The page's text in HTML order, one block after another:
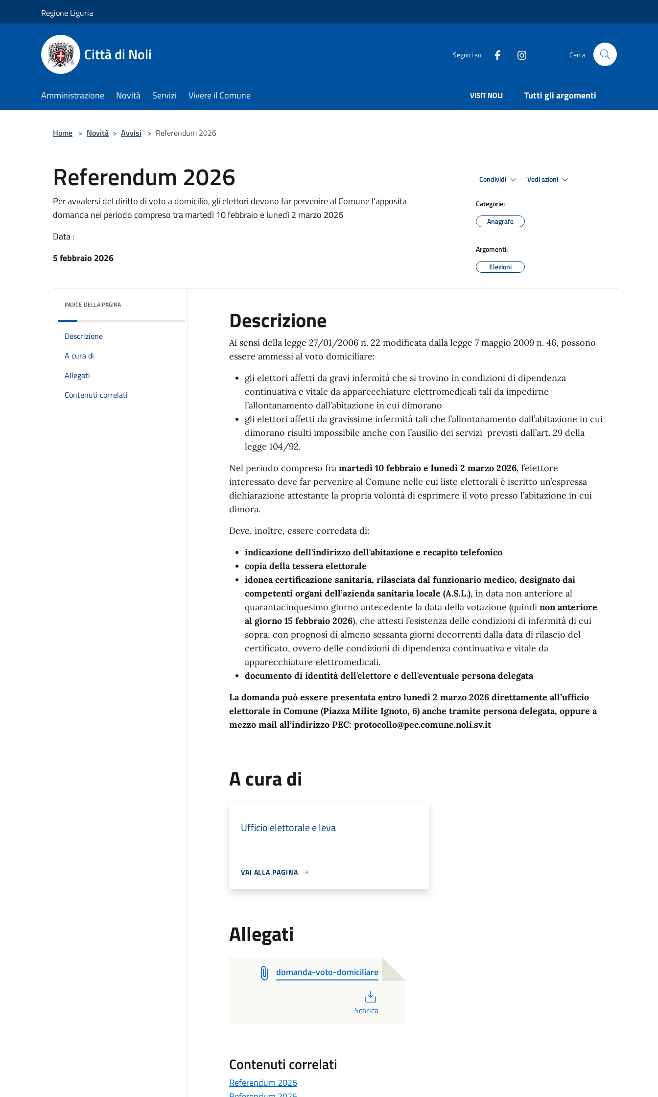
Regione Liguria
Città di Noli Seguici su Cerca
Amministrazione Novità Servizi Vivere il Comune VISIT NOLI Tutti gli argomenti
Home > Novità > Avvisi > Referendum 2026
Referendum 2026
Per avvalersi del diritto di voto a domicilio, gli elettori devono far pervenire al Comune l'apposita
domanda nel periodo compreso tra martedì 10 febbraio e lunedì 2 marzo 2026
Data :
5 febbraio 2026
Condividi Vedi azioni
Categorie:
Anagrafe
Argomenti:
Elezioni
INDICE DELLA PAGINA
Descrizione
A cura di
Allegati
Contenuti correlati
Descrizione
Ai sensi della legge 27/01/2006 n. 22 modificata dalla legge 7 maggio 2009 n. 46, possono
essere ammessi al voto domiciliare:
gli elettori affetti da gravi infermità che si trovino in condizioni di dipendenza
continuativa e vitale da apparecchiature elettromedicali tali da impedirne
l’allontanamento dall’abitazione in cui dimorano
gli elettori affetti da gravissime infermità tali che l’allontanamento dall’abitazione in cui
dimorano risulti impossibile anche con l’ausilio dei servizi previsti dall’art. 29 della
legge 104/92.
Nel periodo compreso fra martedì 10 febbraio e lunedì 2 marzo 2026, l’elettore
interessato deve far pervenire al Comune nelle cui liste elettorali è iscritto un’espressa
dichiarazione attestante la propria volontà di esprimere il voto presso l’abitazione in cui
dimora.
Deve, inoltre, essere corredata di:
indicazione dell'indirizzo dell'abitazione e recapito telefonico
copia della tessera elettorale
idonea certificazione sanitaria, rilasciata dal funzionario medico, designato dai
competenti organi dell’azienda sanitaria locale (A.S.L.), in data non anteriore al
quarantacinquesimo giorno antecedente la data della votazione (quindi non anteriore
al giorno 15 febbraio 2026), che attesti l’esistenza delle condizioni di infermità di cui
sopra, con prognosi di almeno sessanta giorni decorrenti dalla data di rilascio del
certificato, ovvero delle condizioni di dipendenza continuativa e vitale da
apparecchiature elettromedicali.
documento di identità dell'elettore e dell'eventuale persona delegata
La domanda può essere presentata entro lunedì 2 marzo 2026 direttamente all’ufficio
elettorale in Comune (Piazza Milite Ignoto, 6) anche tramite persona delegata, oppure a
mezzo mail all’indirizzo PEC: protocollo@pec.comune.noli.sv.it
A cura di
Ufficio elettorale e leva
VAI ALLA PAGINA
Allegati
domanda-voto-domiciliare
Scarica
Contenuti correlati
Referendum 2026